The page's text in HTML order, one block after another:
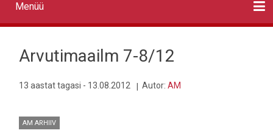
Primary
links
Menüü
Arvutimaailm 7-8/12
13 aastat tagasi - 13.08.2012 Autor: AM
AM ARHIIV